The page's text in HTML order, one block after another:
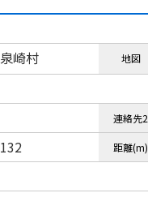
泉崎村 地図
連絡先2
132 距離(m)